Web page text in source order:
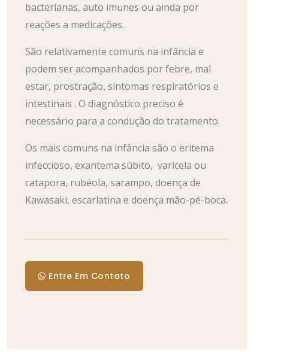
bacterianas, auto imunes ou ainda por
reações a medicações.
São relativamente comuns na infância e
podem ser acompanhados por febre, mal
estar, prostração, sintomas respiratórios e
intestinais . O diagnóstico preciso é
necessário para a condução do tratamento.
Os mais comuns na infância são o eritema
infeccioso, exantema súbito, varicela ou
catapora, rubéola, sarampo, doença de
Kawasaki, escarlatina e doença mão-pé-boca.
Entre Em Contato